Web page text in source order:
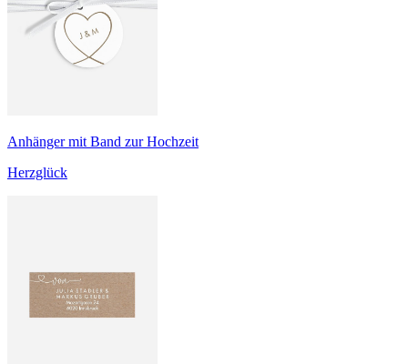
Anhänger mit Band zur Hochzeit
Herzglück